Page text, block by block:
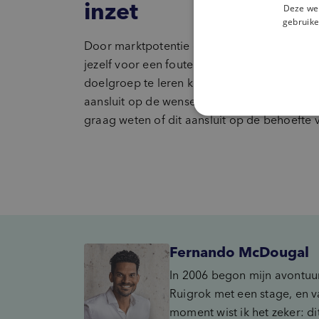
inzet
Door marktpotentie onderzoek op het
jezelf voor een foute beslissing behoeden.
doelgroep te leren kennen en te begrijpen.
aansluit op de wensen en behoeftes van
graag weten of dit aansluit op de behoefte
Fernando McDougal
In 2006 begon mijn
Ruigrok met een stage, en
moment wist ik het zeker:
Deze